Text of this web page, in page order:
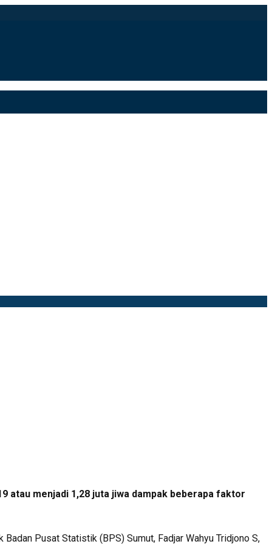
atau menjadi 1,28 juta jiwa dampak beberapa faktor
Pusat Statistik (BPS) Sumut, Fadjar Wahyu Tridjono S,